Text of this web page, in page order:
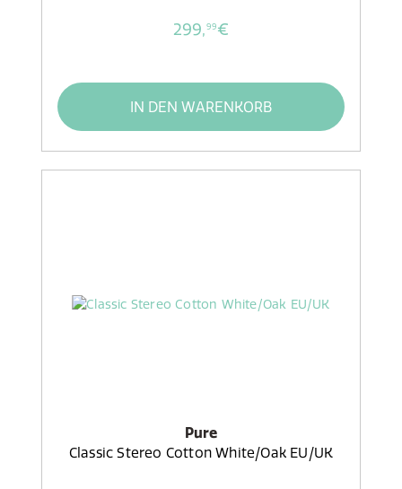
299,99€
IN DEN WARENKORB
Pure
Classic Stereo Cotton White/Oak EU/UK